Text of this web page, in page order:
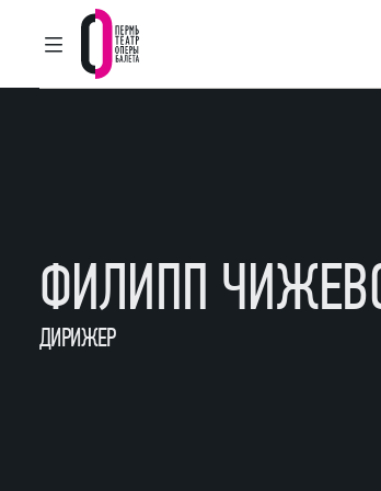
ГЛАВНОЕ МЕНЮ
Пермский театр оперы
ФИЛИПП
ДИРИЖЕР